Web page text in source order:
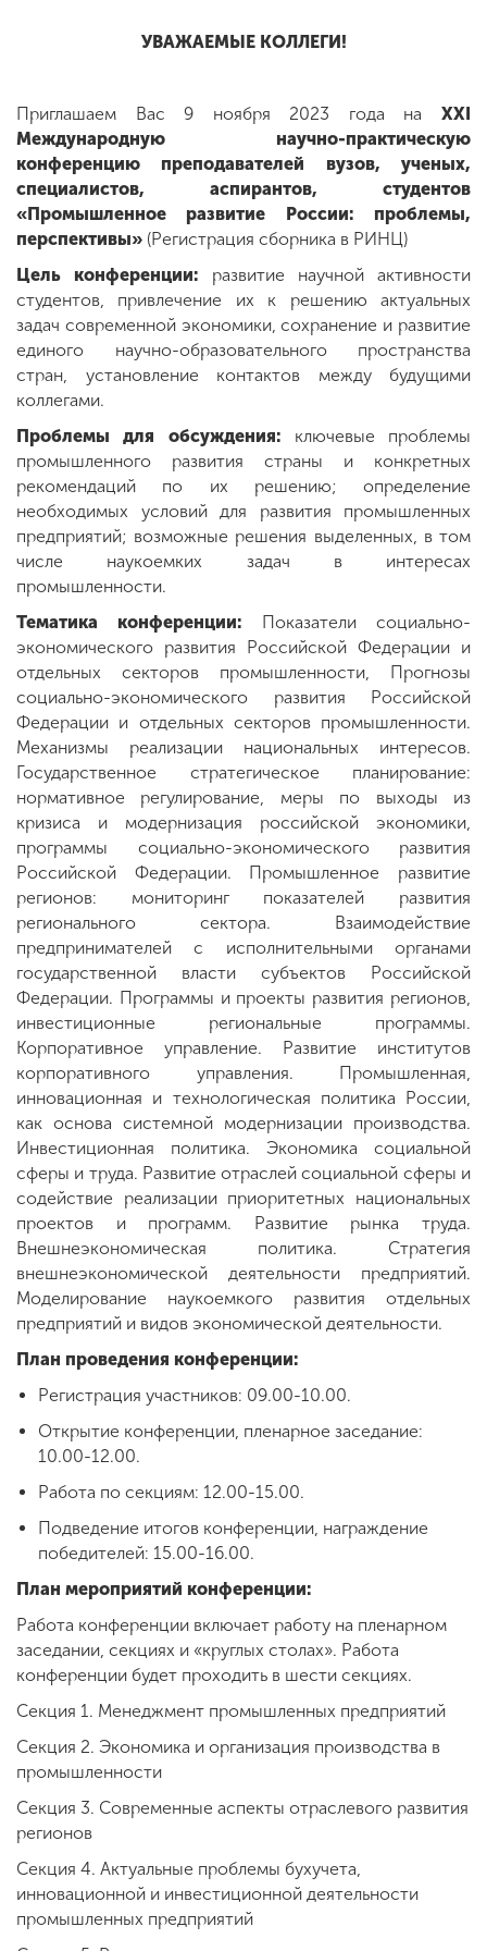
Приемная
комиссия
+7 (831) 262-26-20
УВАЖАЕМЫЕ КОЛЛЕГИ!
Приглашаем Вас 9 ноября 2023 года на XXI
Международную научно-практическую
конференцию преподавателей вузов, ученых,
специалистов, аспирантов, студентов
«Промышленное развитие России: проблемы,
перспективы» (Регистрация сборника в РИНЦ)
Цель конференции: развитие научной активности
студентов, привлечение их к решению актуальных
задач современной экономики, сохранение и развитие
единого научно-образовательного пространства
стран, установление контактов между будущими
коллегами.
Проблемы для обсуждения: ключевые проблемы
промышленного развития страны и конкретных
рекомендаций по их решению; определение
необходимых условий для развития промышленных
предприятий; возможные решения выделенных, в том
числе наукоемких задач в интересах
промышленности.
Тематика конференции: Показатели социально-
экономического развития Российской Федерации и
отдельных секторов промышленности, Прогнозы
социально-экономического развития Российской
Федерации и отдельных секторов промышленности.
Механизмы реализации национальных интересов.
Государственное стратегическое планирование:
нормативное регулирование, меры по выходы из
кризиса и модернизация российской экономики,
программы социально-экономического развития
Российской Федерации. Промышленное развитие
регионов: мониторинг показателей развития
регионального сектора. Взаимодействие
предпринимателей с исполнительными органами
государственной власти субъектов Российской
Федерации. Программы и проекты развития регионов,
инвестиционные региональные программы.
Корпоративное управление. Развитие институтов
корпоративного управления. Промышленная,
инновационная и технологическая политика России,
как основа системной модернизации производства.
Инвестиционная политика. Экономика социальной
сферы и труда. Развитие отраслей социальной сферы и
содействие реализации приоритетных национальных
проектов и программ. Развитие рынка труда.
Внешнеэкономическая политика. Стратегия
внешнеэкономической деятельности предприятий.
Моделирование наукоемкого развития отдельных
предприятий и видов экономической деятельности.
План проведения конференции:
Регистрация участников: 09.00-10.00.
Открытие конференции, пленарное заседание:
10.00-12.00.
Работа по секциям: 12.00-15.00.
Подведение итогов конференции, награждение
победителей: 15.00-16.00.
План мероприятий конференции:
Работа конференции включает работу на пленарном
заседании, секциях и «круглых столах». Работа
конференции будет проходить в шести секциях.
Секция 1. Менеджмент промышленных предприятий
Секция 2. Экономика и организация производства в
промышленности
Секция 3. Современные аспекты отраслевого развития
регионов
Секция 4. Актуальные проблемы бухучета,
инновационной и инвестиционной деятельности
промышленных предприятий